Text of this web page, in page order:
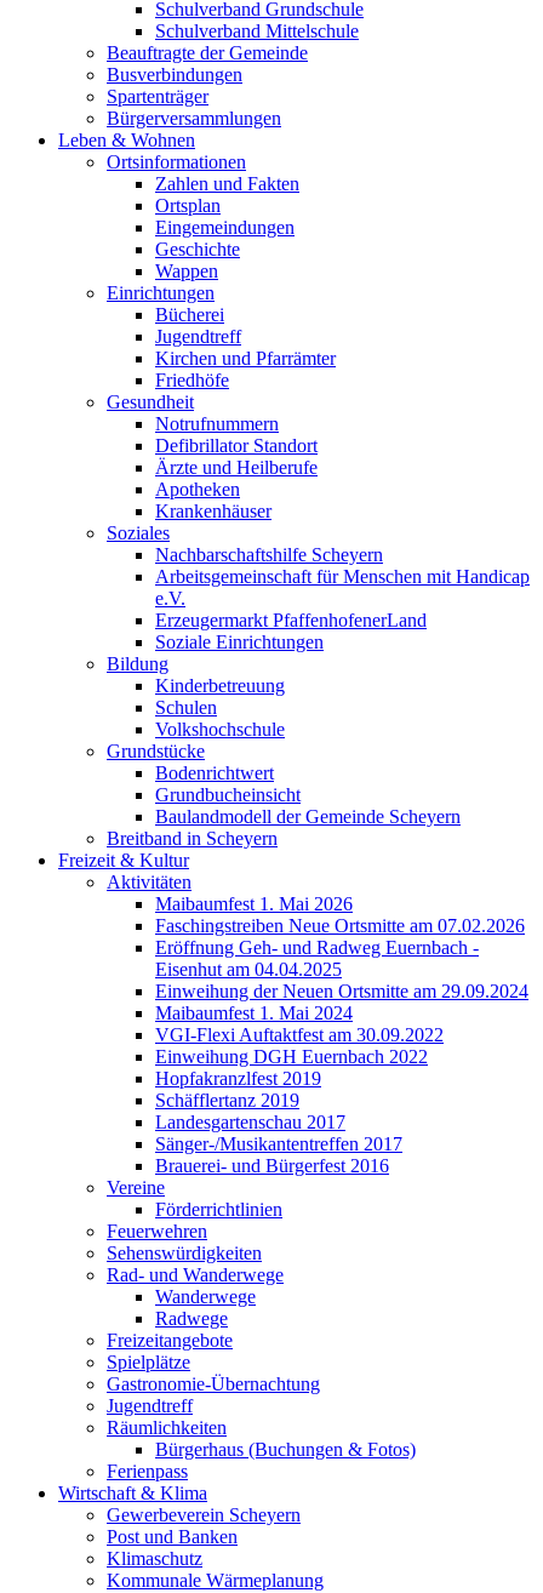
Schulverband Grundschule
Schulverband Mittelschule
Beauftragte der Gemeinde
Busverbindungen
Spartenträger
Bürgerversammlungen
Leben & Wohnen
Ortsinformationen
Zahlen und Fakten
Ortsplan
Eingemeindungen
Geschichte
Wappen
Einrichtungen
Bücherei
Jugendtreff
Kirchen und Pfarrämter
Friedhöfe
Gesundheit
Notrufnummern
Defibrillator Standort
Ärzte und Heilberufe
Apotheken
Krankenhäuser
Soziales
Nachbarschaftshilfe Scheyern
Arbeitsgemeinschaft für Menschen mit Handicap
e.V.
Erzeugermarkt PfaffenhofenerLand
Soziale Einrichtungen
Bildung
Kinderbetreuung
Schulen
Volkshochschule
Grundstücke
Bodenrichtwert
Grundbucheinsicht
Baulandmodell der Gemeinde Scheyern
Breitband in Scheyern
Freizeit & Kultur
Aktivitäten
Maibaumfest 1. Mai 2026
Faschingstreiben Neue Ortsmitte am 07.02.2026
Eröffnung Geh- und Radweg Euernbach -
Eisenhut am 04.04.2025
Einweihung der Neuen Ortsmitte am 29.09.2024
Maibaumfest 1. Mai 2024
VGI-Flexi Auftaktfest am 30.09.2022
Einweihung DGH Euernbach 2022
Hopfakranzlfest 2019
Schäfflertanz 2019
Landesgartenschau 2017
Sänger-/Musikantentreffen 2017
Brauerei- und Bürgerfest 2016
Vereine
Förderrichtlinien
Feuerwehren
Sehenswürdigkeiten
Rad- und Wanderwege
Wanderwege
Radwege
Freizeitangebote
Spielplätze
Gastronomie-Übernachtung
Jugendtreff
Räumlichkeiten
Bürgerhaus (Buchungen & Fotos)
Ferienpass
Wirtschaft & Klima
Gewerbeverein Scheyern
Post und Banken
Klimaschutz
Kommunale Wärmeplanung